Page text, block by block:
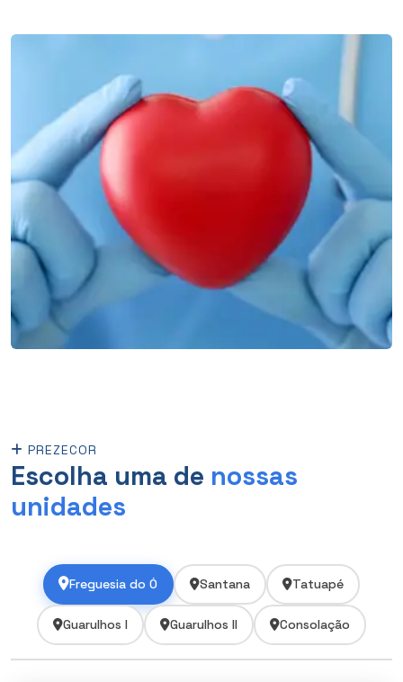
PREZECOR
Escolha uma de nossas
unidades
Freguesia do Ó Santana Tatuapé
Guarulhos I Guarulhos II Consolação